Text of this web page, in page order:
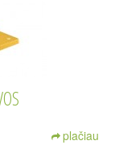
plačiau